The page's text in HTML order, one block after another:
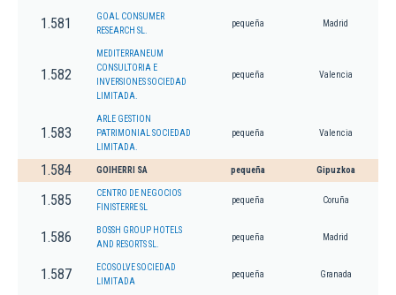
1.581
GOAL CONSUMER
RESEARCH SL.
pequeña Madrid
1.582
MEDITERRANEUM
CONSULTORIA E
INVERSIONES SOCIEDAD
LIMITADA.
pequeña Valencia
1.583
ARLE GESTION
PATRIMONIAL SOCIEDAD
LIMITADA.
pequeña Valencia
1.584 GOIHERRI SA pequeña Gipuzkoa
1.585
CENTRO DE NEGOCIOS
FINISTERRE SL
pequeña Coruña
1.586
BOSSH GROUP HOTELS
AND RESORTS SL.
pequeña Madrid
1.587
ECOSOLVE SOCIEDAD
LIMITADA
pequeña Granada